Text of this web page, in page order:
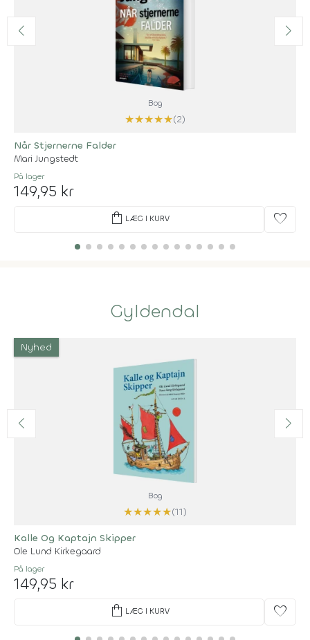
Bog
★★★★★(2)
Når Stjernerne Falder
Mari Jungstedt
På lager
149,95 kr
shopping_bag LÆG I KURV favorite
Gyldendal
Nyhed
Bog
★★★★★(11)
Kalle Og Kaptajn Skipper
Ole Lund Kirkegaard
På lager
149,95 kr
shopping_bag LÆG I KURV favorite